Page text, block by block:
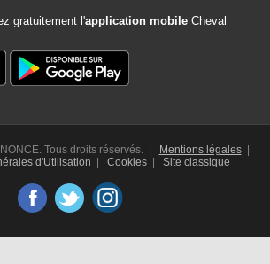
gratuitement l'application mobile Cheval
Tous droits réservés. | Mentions légales|
d'Utilisation | Cookies| Site classique